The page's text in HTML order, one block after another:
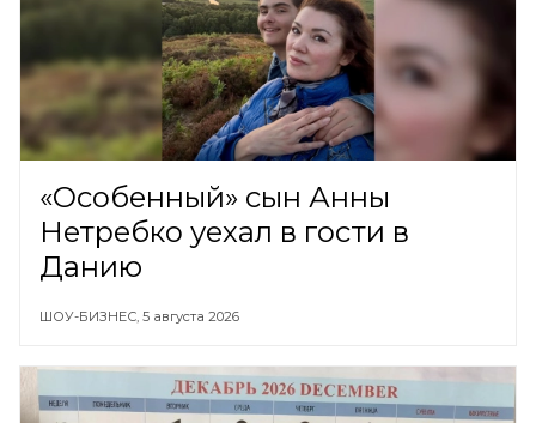
«Особенный» сын Анны
Нетребко уехал в гости в
Данию
ШОУ-БИЗНЕС, 5 августа 2026